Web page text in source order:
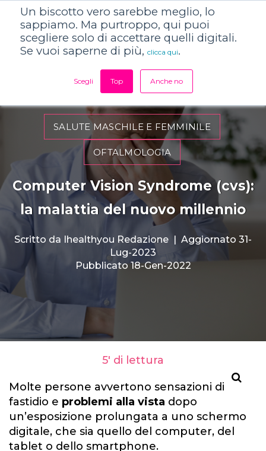
Un biscotto vero sarebbe meglio, lo
sappiamo. Ma purtroppo, qui puoi
scegliere solo di accettare quelli digitali.
Se vuoi saperne di più, clicca qui.
Scegli Top Anche no
SALUTE MASCHILE E FEMMINILE
OFTALMOLOGIA
Computer Vision Syndrome (cvs):
la malattia del nuovo millennio
Scritto da Ihealthyou Redazione | Aggiornato 31-
Lug-2023
Pubblicato 18-Gen-2022
5' di lettura
Molte persone avvertono sensazioni di
fastidio e problemi alla vista dopo
un’esposizione prolungata a uno schermo
digitale, che sia quello del computer, del
tablet o dello smartphone.